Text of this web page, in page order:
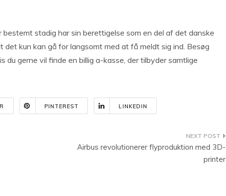
stadig har sin berettigelse som en del af det danske
det kun kan gå for langsomt med at få meldt sig ind. Besøg
du gerne vil finde en billig a-kasse, der tilbyder samtlige
PINTEREST LINKEDIN
Airbus revolutionerer flyproduktion med 3D-
printer